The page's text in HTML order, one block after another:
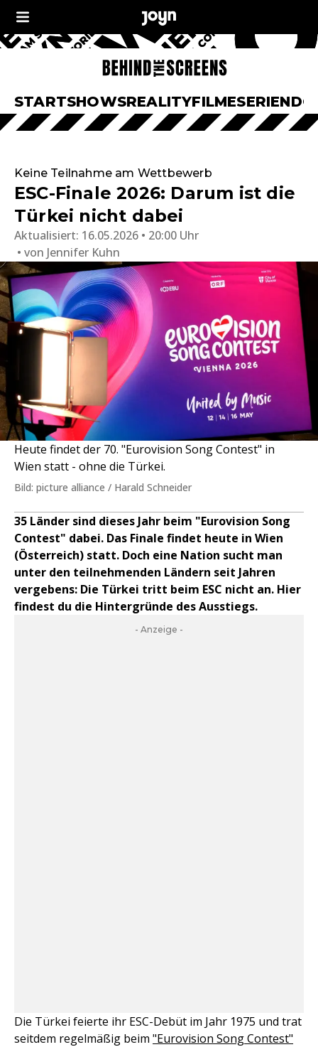
STARTSHOWSREALITYFILMESERIEN
Keine Teilnahme am Wettbewerb
ESC-Finale 2026: Darum ist die
Türkei nicht dabei
Aktualisiert: 16.05.2026 • 20:00 Uhr
von Jennifer Kuhn
Heute findet der 70. "Eurovision Song Contest" in
Wien statt - ohne die Türkei.
Bild: picture alliance / Harald Schneider
35 Länder sind dieses Jahr beim "Eurovision Song
Contest" dabei. Das Finale findet heute in Wien
(Österreich) statt. Doch eine Nation sucht man
unter den teilnehmenden Ländern seit Jahren
vergebens: Die Türkei tritt beim ESC nicht an. Hier
findest du die Hintergründe des Ausstiegs.
- Anzeige -
Die Türkei feierte ihr ESC-Debüt im Jahr 1975 und trat
seitdem regelmäßig beim "Eurovision Song Contest"